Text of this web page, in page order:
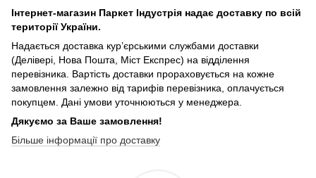
Інтернет-магазин Паркет Індустрія надає доставку по всій
території України.
Надається доставка кур’єрськими службами доставки
(Делівері, Нова Пошта, Міст Експрес) на відділення
перевізника. Вартість доставки прораховується на кожне
замовлення залежно від тарифів перевізника, оплачується
покупцем. Дані умови уточнюються у менеджера.
Дякуємо за Ваше замовлення!
Більше інформації про доставку